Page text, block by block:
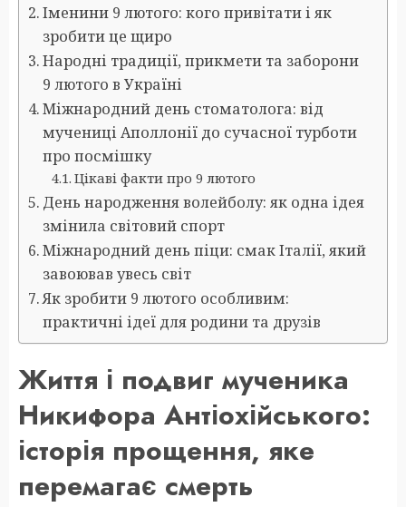
Іменини 9 лютого: кого привітати і як
зробити це щиро
Народні традиції, прикмети та заборони
9 лютого в Україні
Міжнародний день стоматолога: від
мучениці Аполлонії до сучасної турботи
про посмішку
Цікаві факти про 9 лютого
День народження волейболу: як одна ідея
змінила світовий спорт
Міжнародний день піци: смак Італії, який
завоював увесь світ
Як зробити 9 лютого особливим:
практичні ідеї для родини та друзів
Життя і подвиг мученика
Никифора Антіохійського:
історія прощення, яке
перемагає смерть